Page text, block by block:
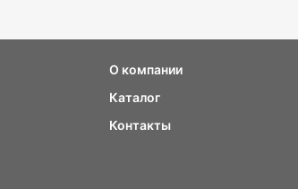
О компании
Каталог
Контакты